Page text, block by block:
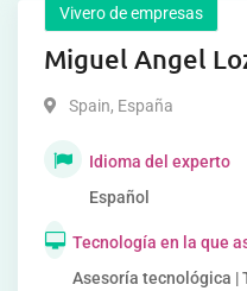
Vivero de empresas
Miguel Angel
Spain, España
Idioma del experto
Español
Tecnología en la que
Asesoría tecnológica |